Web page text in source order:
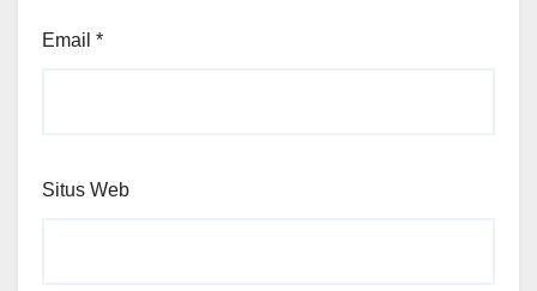
Email *
Situs Web